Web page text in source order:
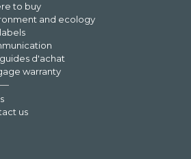
to buy
and ecology
d'achat
warranty
us